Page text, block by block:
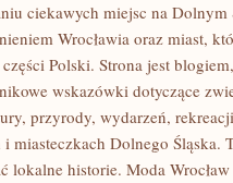
ciekawych miejsc na Dolnym
Wrocławia oraz miast,
Polski. Strona jest
wskazówki dotyczące
przyrody, wydarzeń,
i miasteczkach Dolnego Śląska.
lokalne historie. Moda